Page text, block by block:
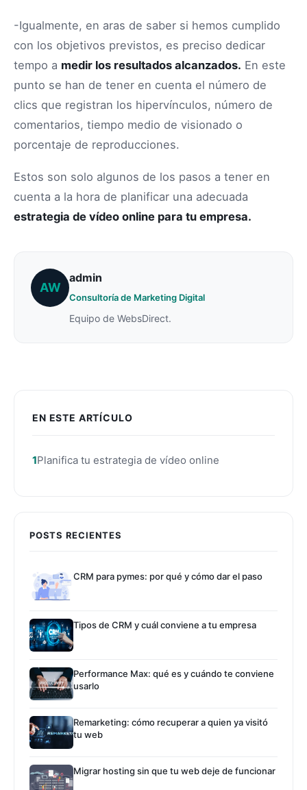
EN ESTE ARTÍCULO
Planifica tu estrategia de vídeo online
POSTS RECIENTES
CRM para pymes: por qué y cómo dar el paso
Tipos de CRM y cuál conviene a tu empresa
Performance Max: qué es y cuándo te conviene
usarlo
Remarketing: cómo recuperar a quien ya visitó
tu web
Migrar hosting sin que tu web deje de funcionar
-Igualmente, en aras de saber si hemos cumplido
con los objetivos previstos, es preciso dedicar
tempo a medir los resultados alcanzados. En este
punto se han de tener en cuenta el número de
clics que registran los hipervínculos, número de
comentarios, tiempo medio de visionado o
porcentaje de reproducciones.
Estos son solo algunos de los pasos a tener en
cuenta a la hora de planificar una adecuada
estrategia de vídeo online para tu empresa.
AW
admin
Consultoría de Marketing Digital
Equipo de WebsDirect.